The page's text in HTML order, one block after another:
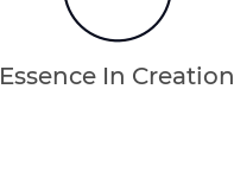
Essence In Creation